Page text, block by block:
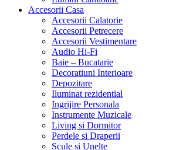
Accesorii Casa
Accesorii Calatorie
Accesorii Petrecere
Accesorii Vestimentare
Audio Hi-Fi
Baie – Bucatarie
Decoratiuni Interioare
Depozitare
Iluminat rezidential
Ingrijire Personala
Instrumente Muzicale
Living si Dormitor
Perdele si Draperii
Scule si Unelte